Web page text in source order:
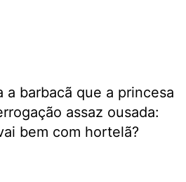
a barbacã que a princesa
assaz ousada:
bem com hortelã?